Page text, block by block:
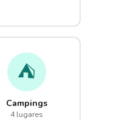
⛺
Campings
4 lugares